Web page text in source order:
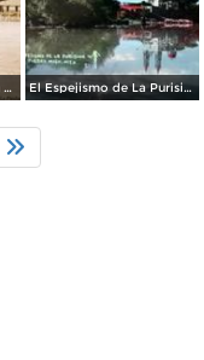
Compuertas de Ahuja en el Dique de La quinta de Guadalupe en el Rio Lerma La Piedad Michoacan. El Espejismo de La Purisima